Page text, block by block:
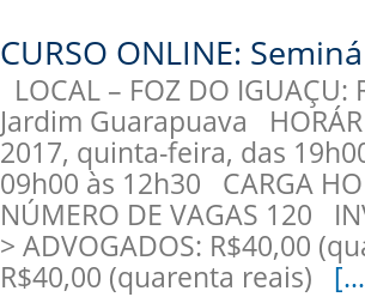
CURSO ONLINE:
LOCAL – FOZ DO
Jardim Guarapuava
2017, quinta-feira, das
09h00 às 12h30 CARGA
NÚMERO DE VAGAS 120
> ADVOGADOS: R$40,00
R$40,00 (quarenta reais)